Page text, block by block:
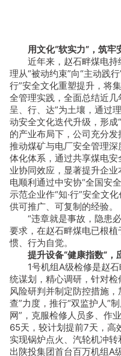
用文化“软实力”，筑牢
近年来，赵石畔煤电
理从“被动约束”向“主动践
行”安全文化重塑提升，将
全管理实践，全面总结近几
呈、行、达”为土壤，通过
动安全文化迭代升级，形成
的产业布局下，公司充分
推动煤矿与电厂安全管理深
体化体系，通过共享煤电
业协同效应，显著提升企
电顺利通过中安协“全国安
示范企业作“知·行”安全文
供可推广、可复制的经验。
“违章就是事故，隐患
要求，在赵石畔煤电已根
惯、行为自觉。
提升设备“健康指数”，
1号机组A级检修是赵
统谋划，精心调研，针对
风险研判并制定防控措施
查”力度，推行“双监护人”
网”，克服检修人员多、作
65天，较计划提前7天，高
实现锅炉点火、汽轮机冲
出陕投集团首台百万机组A